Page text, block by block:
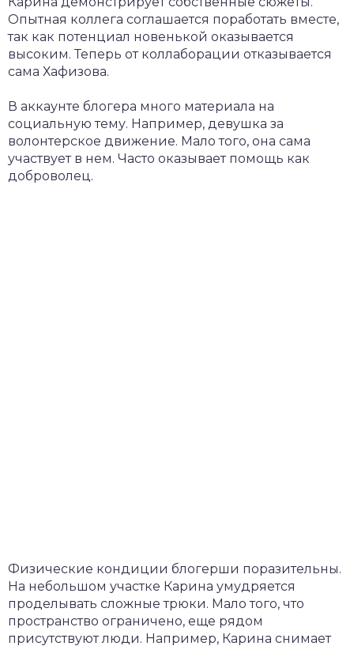
Опытная коллега соглашается поработать вместе,
так как потенциал новенькой оказывается
высоким. Теперь от коллаборации отказывается
сама Хафизова.
В аккаунте блогера много материала на
социальную тему. Например, девушка за
волонтерское движение. Мало того, она сама
участвует в нем. Часто оказывает помощь как
доброволец.
Физические кондиции блогерши поразительны.
На небольшом участке Карина умудряется
проделывать сложные трюки. Мало того, что
пространство ограничено, еще рядом
присутствуют люди. Например, Карина снимает